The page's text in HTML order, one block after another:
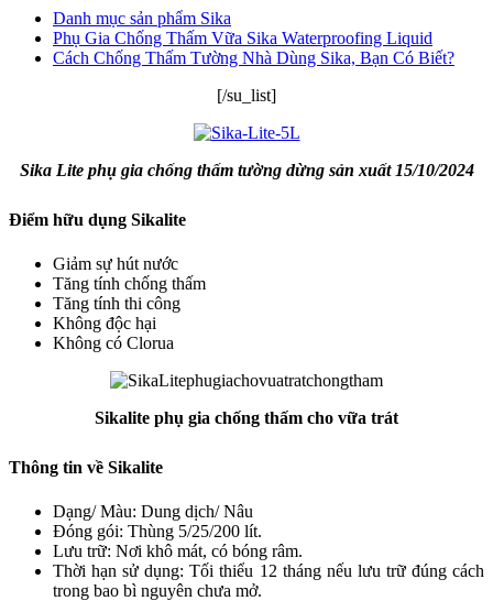
Danh mục sản phẩm Sika
Phụ Gia Chống Thấm Vữa Sika Waterproofing Liquid
Cách Chống Thấm Tường Nhà Dùng Sika, Bạn Có Biết?
[/su_list]
Sika Lite phụ gia chống thấm tường dừng sản xuất 15/10/2024
Điểm hữu dụng Sikalite
Giảm sự hút nước
Tăng tính chống thấm
Tăng tính thi công
Không độc hại
Không có Clorua
Sikalite phụ gia chống thấm cho vữa trát
Thông tin về Sikalite
Dạng/ Màu: Dung dịch/ Nâu
Đóng gói: Thùng 5/25/200 lít.
Lưu trữ: Nơi khô mát, có bóng râm.
Thời hạn sử dụng: Tối thiểu 12 tháng nếu lưu trữ đúng cách
trong bao bì nguyên chưa mở.